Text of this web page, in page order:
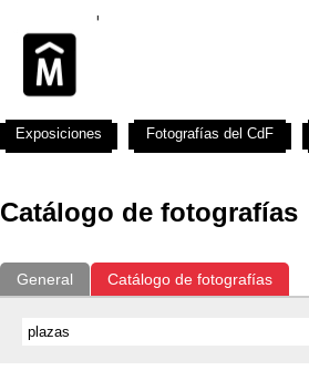
Catálogo de fotografías
General Catálogo de fotografías
Exposiciones Fotografías del CdF